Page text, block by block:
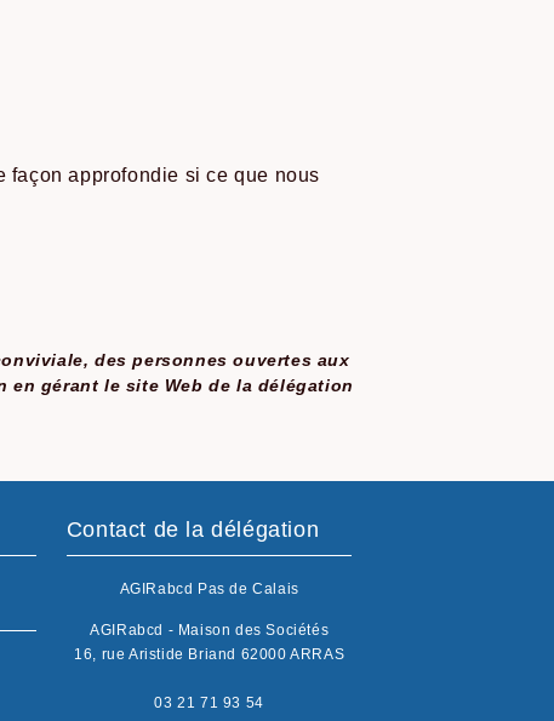
façon approfondie si ce que nous
des personnes ouvertes aux
en gérant le site Web de la délégation
Contact de la délégation
AGIRabcd Pas de Calais
AGIRabcd - Maison des Sociétés
16, rue Aristide Briand 62000 ARRAS
03 21 71 93 54